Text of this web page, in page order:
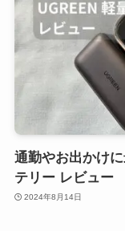
通勤やお出かけ
テリー レビュー
2024年8月14日